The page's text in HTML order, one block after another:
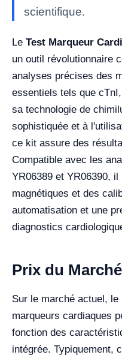
scientifique.
Le Test Marqueur
un outil révolutionnaire
analyses précises des
essentiels tels que
sa technologie de
sophistiquée et à
ce kit assure des
Compatible avec les
YR06389 et YR06390,
magnétiques et des
automatisation et une
diagnostics
Prix du Marché
Sur le marché actuel,
marqueurs cardiaques
fonction des
intégrée. Typiquement,